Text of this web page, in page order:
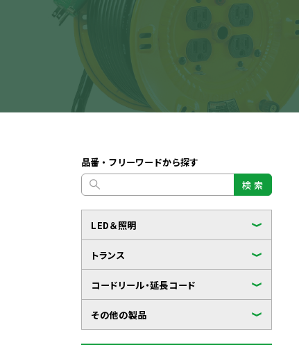
品番・フリーワードから探す
検 索
LED＆照明
トランス
コードリール・延長コード
その他の製品